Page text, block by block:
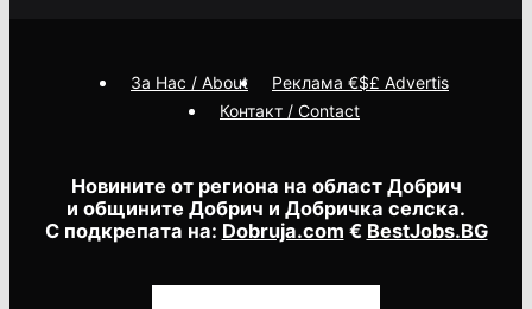
Новините от региона на област Добрич
и общините Добрич и Добричка селска.
С подкрепата на: Dobruja.com € BestJobs.BG
За Нас / About
Реклама €$£ Advertis
Контакт / Contact